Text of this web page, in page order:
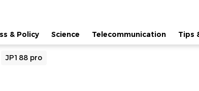
& Policy Science Telecommunication Tips
JP188 pro